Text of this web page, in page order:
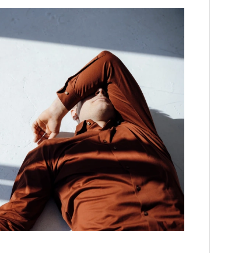
идут в горы
, свободы и внутреннего смысла.
психологическая
способность к самоконтролю и
иначе смотреть на эмоции,
Каракорумепогибвсемирно
Нирмал Пурджа. Экспедиция
попала под лавину на
обнаружили тела